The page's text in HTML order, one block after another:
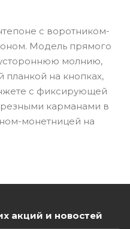
с воротником-
Модель прямого
молнию,
на кнопках,
с фиксирующей
карманами в
монетницей на
акций и новостей